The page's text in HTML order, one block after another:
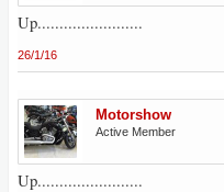
Up........................
26/1/16
Motorshow
Active Member
Up........................